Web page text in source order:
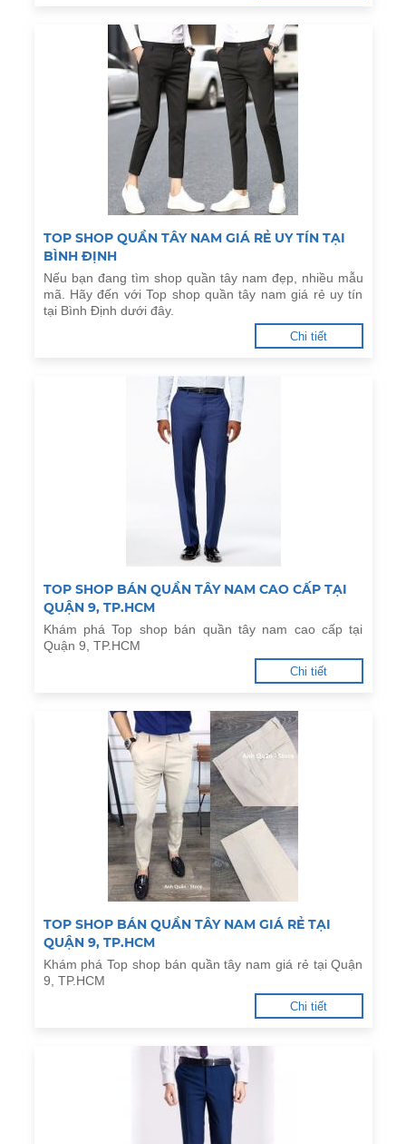
TOP SHOP QUẦN TÂY NAM GIÁ RẺ UY TÍN TẠI
BÌNH ĐỊNH
Nếu bạn đang tìm shop quần tây nam đẹp, nhiều mẫu
mã. Hãy đến với Top shop quần tây nam giá rẻ uy tín
tại Bình Định dưới đây.
Chi tiết
TOP SHOP BÁN QUẦN TÂY NAM CAO CẤP TẠI
QUẬN 9, TP.HCM
Khám phá Top shop bán quần tây nam cao cấp tại
Quận 9, TP.HCM
Chi tiết
TOP SHOP BÁN QUẦN TÂY NAM GIÁ RẺ TẠI
QUẬN 9, TP.HCM
Khám phá Top shop bán quần tây nam giá rẻ tại Quận
9, TP.HCM
Chi tiết